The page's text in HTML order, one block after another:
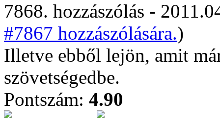
7868. hozzászólás -
#7867 hozzászólására.)
Illetve ebből lejön, amit
szövetségedbe.
Pontszám: 4.90